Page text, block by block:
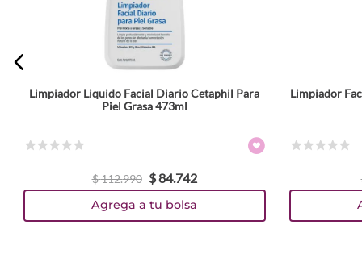
Limpiador Liquido Facial Diario Cetaphil Para
Piel Grasa 473ml
$112.990 $84.742
Agrega a tu bolsa
Limpiador